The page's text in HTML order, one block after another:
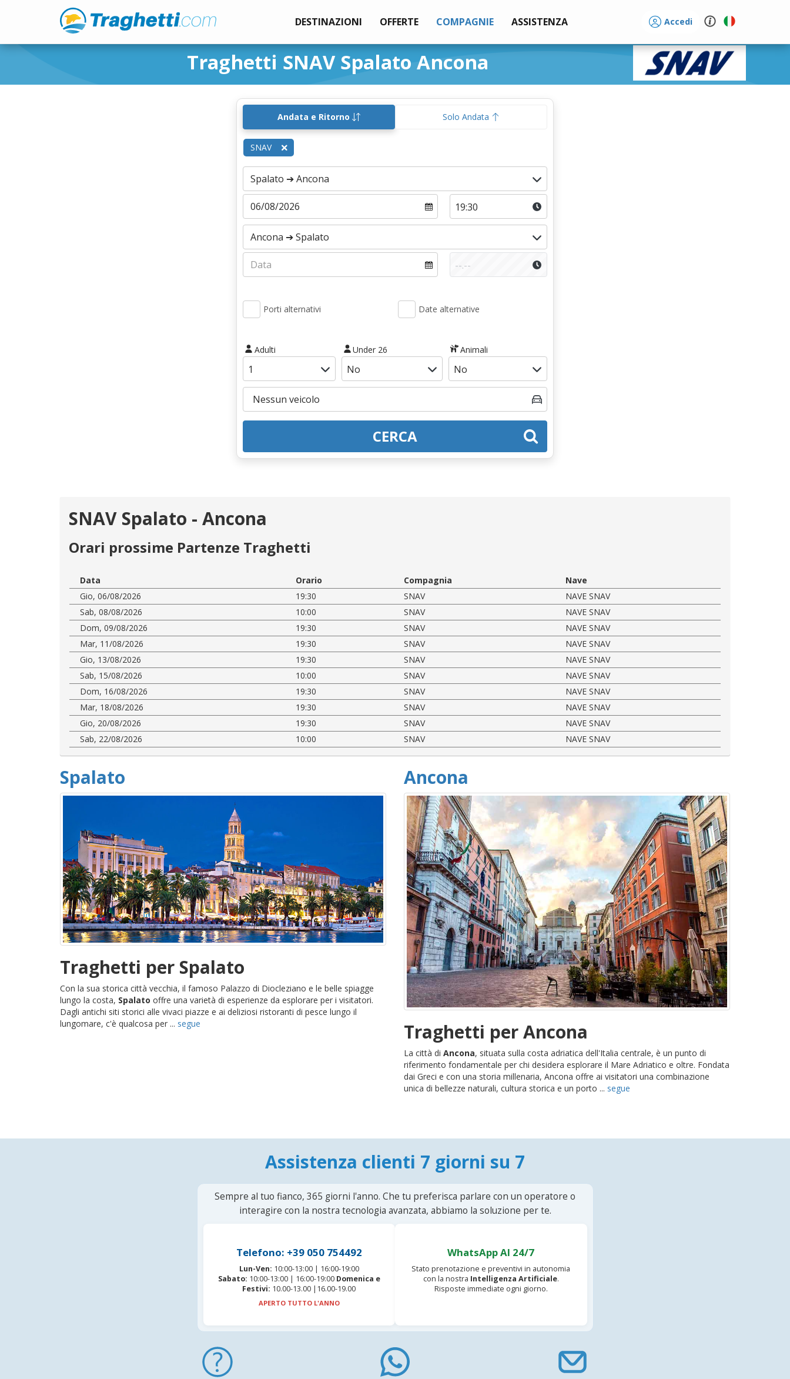
DESTINAZIONI OFFERTE COMPAGNIE ASSISTENZA Accedi
Traghetti SNAV Spalato Ancona
Andata e Ritorno Solo Andata
SNAV
Porti alternativi Date alternative
Adulti Under 26 Animali
CERCA
SNAV Spalato - Ancona
Orari prossime Partenze Traghetti
Data Orario Compagnia
Nave
Gio, 06/08/2026
19:30 SNAV
NAVE SNAV
Sab, 08/08/2026
10:00 SNAV
NAVE SNAV
Dom, 09/08/2026
19:30 SNAV
NAVE SNAV
Mar, 11/08/2026
19:30 SNAV
NAVE SNAV
Gio, 13/08/2026
19:30 SNAV
NAVE SNAV
Sab, 15/08/2026
10:00 SNAV
NAVE SNAV
Dom, 16/08/2026
19:30 SNAV
NAVE SNAV
Mar, 18/08/2026
19:30 SNAV
NAVE SNAV
Gio, 20/08/2026
19:30 SNAV
NAVE SNAV
Sab, 22/08/2026
10:00 SNAV NAVE SNAV
Spalato
Traghetti per Spalato
Con la sua storica città vecchia, il famoso Palazzo di Diocleziano e le belle spiagge
lungo la costa, Spalato offre una varietà di esperienze da esplorare per i visitatori.
Dagli antichi siti storici alle vivaci piazze e ai deliziosi ristoranti di pesce lungo il
lungomare, c'è qualcosa per ... segue
Ancona
Traghetti per Ancona
La città di Ancona, situata sulla costa adriatica dell'Italia centrale, è un punto di
riferimento fondamentale per chi desidera esplorare il Mare Adriatico e oltre. Fondata
dai Greci e con una storia millenaria, Ancona offre ai visitatori una combinazione
unica di bellezze naturali, cultura storica e un porto ... segue
Assistenza clienti 7 giorni su 7
Sempre al tuo fianco, 365 giorni l'anno. Che tu preferisca parlare con un operatore o
interagire con la nostra tecnologia avanzata, abbiamo la soluzione per te.
Telefono: +39 050 754492
Lun-Ven: 10:00-13:00 | 16:00-19:00
Sabato: 10:00-13:00 | 16:00-19:00 Domenica e
Festivi: 10.00-13.00 |16.00-19.00
APERTO TUTTO L'ANNO
WhatsApp AI 24/7
Stato prenotazione e preventivi in autonomia
con la nostra Intelligenza Artificiale.
Risposte immediate ogni giorno.